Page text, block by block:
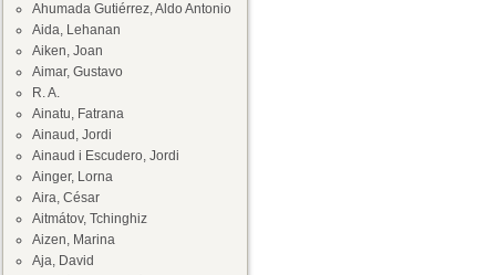
Ahumada Gutiérrez, Aldo Antonio
Aida, Lehanan
Aiken, Joan
Aimar, Gustavo
R. A.
Ainatu, Fatrana
Ainaud, Jordi
Ainaud i Escudero, Jordi
Ainger, Lorna
Aira, César
Aitmátov, Tchinghiz
Aizen, Marina
Aja, David